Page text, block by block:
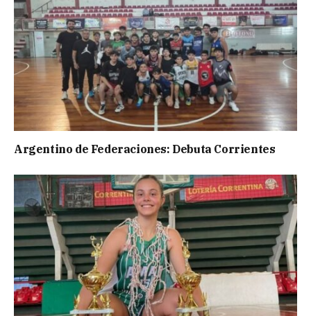
Argentino de Federaciones: Debuta Corrientes